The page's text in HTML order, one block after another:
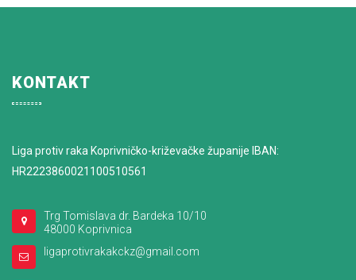
KONTAKT
Liga protiv raka Koprivničko-križevačke županije IBAN:
HR2223860021100510561
Trg Tomislava dr. Bardeka 10/10
48000 Koprivnica
ligaprotivrakakckz@gmail.com